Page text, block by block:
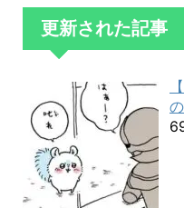
更新された記事